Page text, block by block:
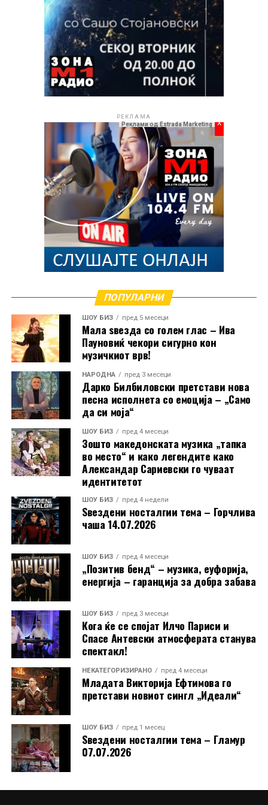
ПОВРЗАНИ ТЕМИ:
Ѕвездени носталгии тема – Лето и љубов
16.06.2026
НЕ ПРОПУШТАЈТЕ
Започна одбројувањето до „Охрид Фест 2026“:
Андонова и Мишко Крстевски меѓу ѕвездите на
признава дека спомените се толку многубројни што
решила да ги преточи во две автобиографски
книги.
„Имам навистина многу спомени и тие траат цел
приказни од мојот живот и кариерата. За жал, сè
уште не се преведени на македонски јазик“, вели
таа.
РЕКЛАМА
Публиката на „Охрид Фест“ од неа може да очекува,
пред сè, добра песна и добро расположение.
„Добрата песна е добра песна. Единственото
изненадување може да биде само тоа што ќе го
мало возење по езерото и еден блескав охридски
РЕКЛАМА
Реклами од Estrada Marketing x
ПОПУЛАРНИ
ШОУ БИЗ пред 5 месеци
Мала ѕвезда со голем глас – Ива
Пауновиќ чекори сигурно кон
музичкиот врв!
НАРОДНА пред 3 месеци
Дарко Билбиловски претстави нова
песна исполнета со емоција – „Само
да си моја“
ШОУ БИЗ пред 4 месеци
Зошто македонската музика „тапка
во место“ и како легендите како
Александар Сариевски го чуваат
идентитетот
ШОУ БИЗ пред 4 недели
Ѕвездени носталгии тема – Горчлива
чаша 14.07.2026
ШОУ БИЗ пред 4 месеци
„Позитив бенд“ – музика, еуфорија,
енергија – гаранција за добра забава
ШОУ БИЗ пред 3 месеци
Кога ќе се спојат Илчо Париси и
Спасе Антевски атмосферата станува
спектакл!
НЕКАТЕГОРИЗИРАНО пред 4 месеци
Младата Викторија Ефтимова го
претстави новиот сингл „Идеали“
ШОУ БИЗ пред 1 месец
Ѕвездени носталгии тема – Гламур
07.07.2026